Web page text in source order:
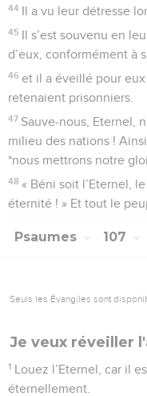
44 Il a vu leur détresse
45 Il s’est souvenu en
d’eux, conformément à
46 et il a éveillé pour
retenaient prisonniers.
47 Sauve-nous, Eternel,
milieu des nations !
*nous mettrons notre
48 « Béni soit l’Eternel,
éternité ! » Et tout le
Psaumes 107
Seuls les Évangiles sont
Je veux réveiller
1 Louez l’Eternel, car il
éternellement.